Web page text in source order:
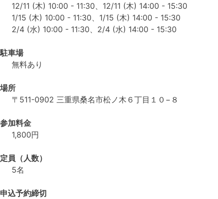
12/11 (木) 10:00 - 11:30、12/11 (木) 14:00 - 15:30
1/15 (木) 10:00 - 11:30、1/15 (木) 14:00 - 15:30
2/4 (水) 10:00 - 11:30、2/4 (水) 14:00 - 15:30
駐車場
無料あり
場所
〒511-0902 三重県桑名市松ノ木６丁目１０−８
参加料金
1,800円
定員（人数）
5名
申込予約締切